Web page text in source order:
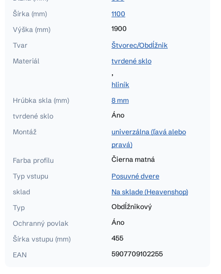
Šírka (mm)
1100
Výška (mm)
1900
Tvar
Štvorec/Obdĺžnik
Materiál
tvrdené sklo
,
hliník
Hrúbka skla (mm)
8 mm
tvrdené sklo
Áno
Montáž
univerzálna (ľavá alebo
pravá)
Farba profilu
Čierna matná
Typ vstupu
Posuvné dvere
sklad
Na sklade (Heavenshop)
Typ
Obdĺžnikový
Ochranný povlak
Áno
Šírka vstupu (mm)
455
EAN
5907709102255